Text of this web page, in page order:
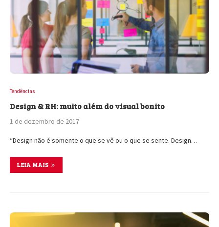
Tendências
Design & RH: muito além do visual bonito
1 de dezembro de 2017
“Design não é somente o que se vê ou o que se sente. Design…
LEIA MAIS